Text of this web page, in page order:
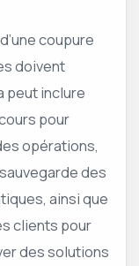
coupure
doivent
peut inclure
pour
opérations,
des
ainsi que
clients pour
des solutions